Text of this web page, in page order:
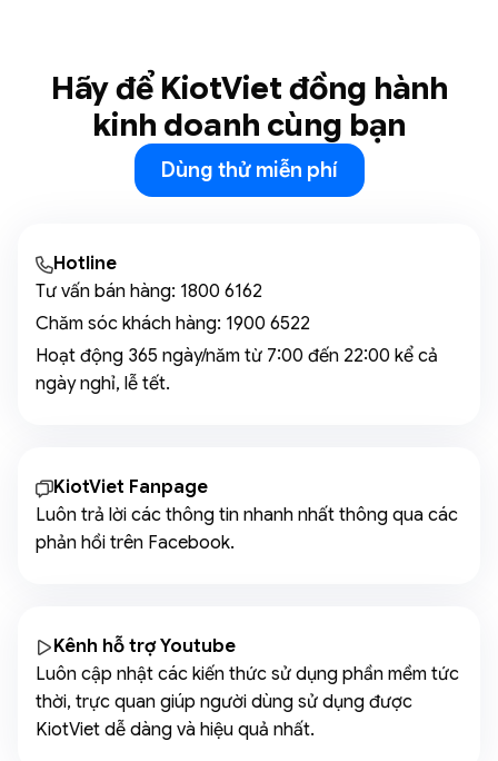
Hãy để KiotViet đồng hành
kinh doanh cùng bạn
Dùng thử miễn phí
Hotline
Tư vấn bán hàng: 1800 6162
Chăm sóc khách hàng: 1900 6522
Hoạt động 365 ngày/năm từ 7:00 đến 22:00 kể cả
ngày nghỉ, lễ tết.
KiotViet Fanpage
Luôn trả lời các thông tin nhanh nhất thông qua các
phản hồi trên Facebook.
Kênh hỗ trợ Youtube
Luôn cập nhật các kiến thức sử dụng phần mềm tức
thời, trực quan giúp người dùng sử dụng được
KiotViet dễ dàng và hiệu quả nhất.